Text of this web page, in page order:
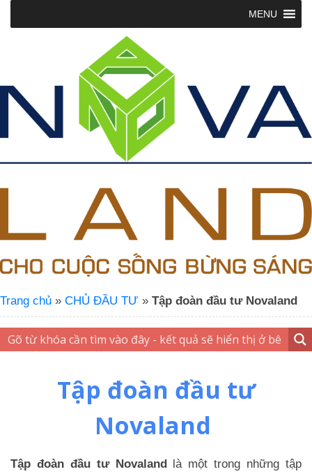
MENU
Trang chủ » CHỦ ĐẦU TƯ » Tập đoàn đầu tư Novaland
Tập đoàn đầu tư
Novaland
Tập đoàn đầu tư Novaland
là một trong những tập